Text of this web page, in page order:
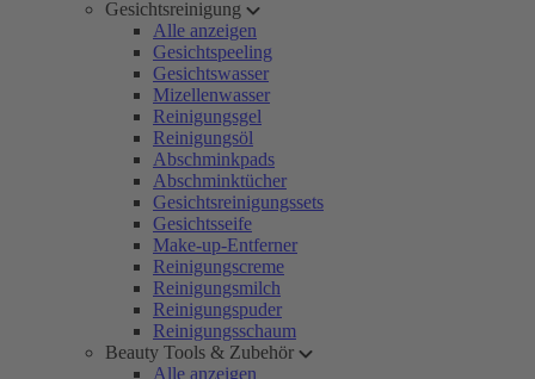
Gesichtsreinigung
Alle anzeigen
Gesichtspeeling
Gesichtswasser
Mizellenwasser
Reinigungsgel
Reinigungsöl
Abschminkpads
Abschminktücher
Gesichtsreinigungssets
Gesichtsseife
Make-up-Entferner
Reinigungscreme
Reinigungsmilch
Reinigungspuder
Reinigungsschaum
Beauty Tools & Zubehör
Alle anzeigen